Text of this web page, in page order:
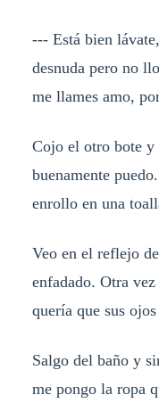
--- Está bien
desnuda pero no
me llames amo,
Cojo el otro bote y
buenamente
enrollo en una
Veo en el reflejo
enfadado. Otra
quería que sus
Salgo del baño y
me pongo la ropa